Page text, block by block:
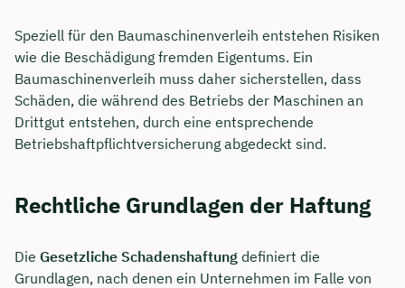
Speziell für den Baumaschinenverleih entstehen Risiken
wie die Beschädigung fremden Eigentums. Ein
Baumaschinenverleih muss daher sicherstellen, dass
Schäden, die während des Betriebs der Maschinen an
Drittgut entstehen, durch eine entsprechende
Betriebshaftpflichtversicherung abgedeckt sind.
Rechtliche Grundlagen der Haftung
Die Gesetzliche Schadenshaftung definiert die
Grundlagen, nach denen ein Unternehmen im Falle von